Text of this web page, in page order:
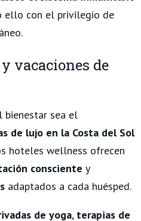
ello con el privilegio de
vacaciones de
bienestar sea el
de lujo en la Costa del Sol
hoteles wellness ofrecen
consciente y
adaptados a cada huésped.
de yoga, terapias de